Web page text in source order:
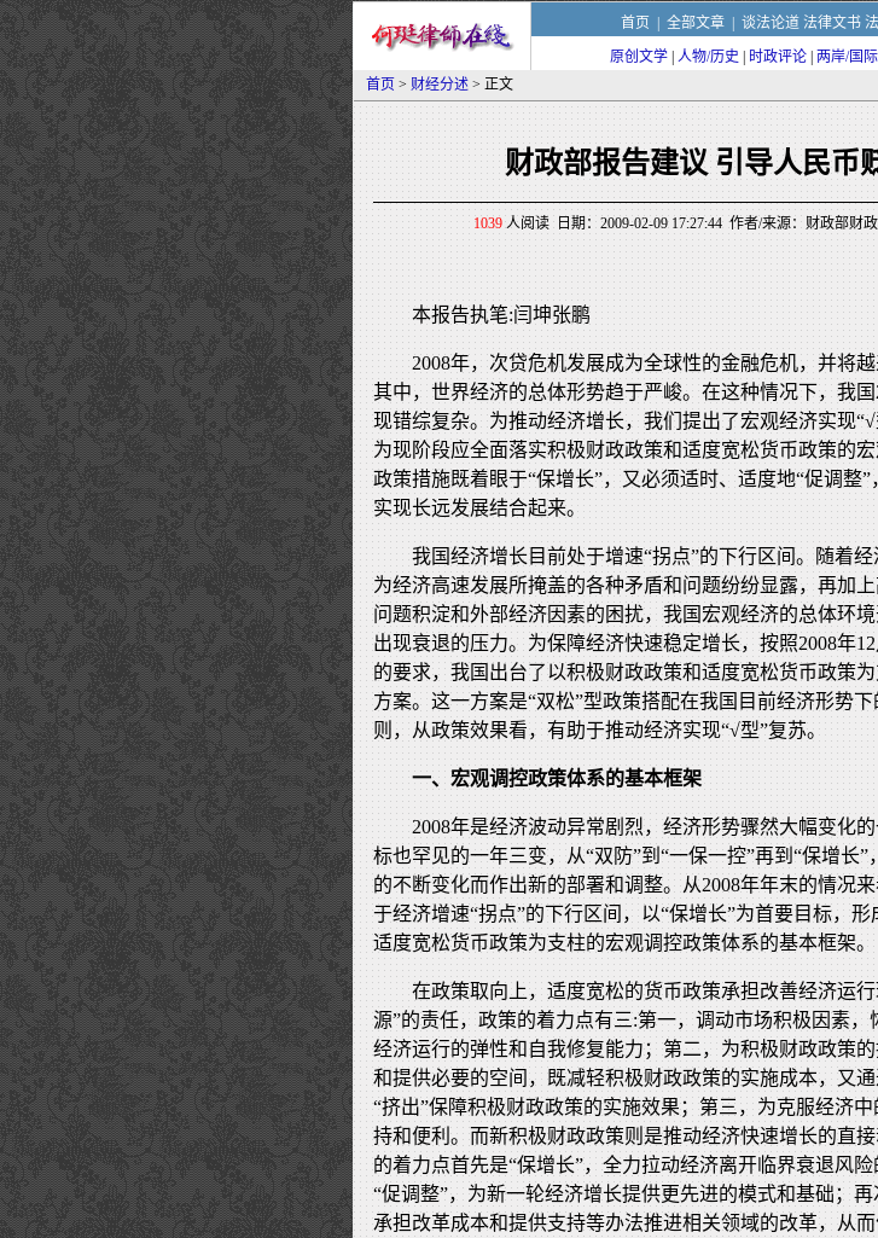
首页 全部文章| 谈法论道 法律文书
原创文学 人物/历史 时政评论 两岸/国际
首页 > 财经分述> 正文
财政部报告建议 引导人民币
1039人阅读 日期：2009-02-09 17:27:44 作者/来源：财政部财
本报告执笔:闫坤张鹏
2008年，次贷危机发展成为全球性的金融危机，并将
其中，世界经济的总体形势趋于严峻。在这种情况下，我
现错综复杂。为推动经济增长，我们提出了宏观经济实现
为现阶段应全面落实积极财政政策和适度宽松货币政策的
政策措施既着眼于“保增长”，又必须适时、适度地“促调整
实现长远发展结合起来。
我国经济增长目前处于增速“拐点”的下行区间。随着
为经济高速发展所掩盖的各种矛盾和问题纷纷显露，再加
问题积淀和外部经济因素的困扰，我国宏观经济的总体环
出现衰退的压力。为保障经济快速稳定增长，按照2008年
的要求，我国出台了以积极财政政策和适度宽松货币政策
方案。这一方案是“双松”型政策搭配在我国目前经济形势
则，从政策效果看，有助于推动经济实现“√型”复苏。
一、宏观调控政策体系的基本框架
2008年是经济波动异常剧烈，经济形势骤然大幅变化
标也罕见的一年三变，从“双防”到“一保一控”再到“保增长
的不断变化而作出新的部署和调整。从2008年年末的情况
于经济增速“拐点”的下行区间，以“保增长”为首要目标，
适度宽松货币政策为支柱的宏观调控政策体系的基本框架。
在政策取向上，适度宽松的货币政策承担改善经济运
源”的责任，政策的着力点有三:第一，调动市场积极因素，
经济运行的弹性和自我修复能力；第二，为积极财政政策
和提供必要的空间，既减轻积极财政政策的实施成本，又
“挤出”保障积极财政政策的实施效果；第三，为克服经济
持和便利。而新积极财政政策则是推动经济快速增长的直
的着力点首先是“保增长”，全力拉动经济离开临界衰退风险
“促调整”，为新一轮经济增长提供更先进的模式和基础；再
承担改革成本和提供支持等办法推进相关领域的改革，从